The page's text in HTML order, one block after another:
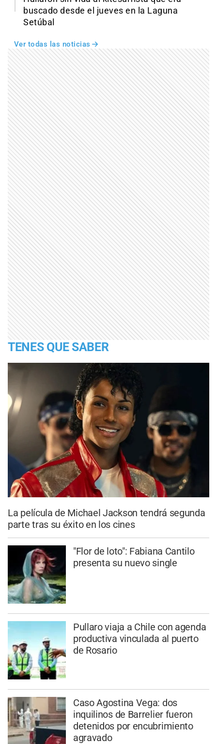
buscado desde el jueves en la Laguna
Setúbal
Ver todas las noticias
TENES QUE SABER
La película de Michael Jackson tendrá segunda
parte tras su éxito en los cines
"Flor de loto": Fabiana Cantilo
presenta su nuevo single
Pullaro viaja a Chile con agenda
productiva vinculada al puerto
de Rosario
Caso Agostina Vega: dos
inquilinos de Barrelier fueron
detenidos por encubrimiento
agravado